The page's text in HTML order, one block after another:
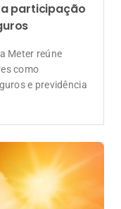
participação
Meter reúne
como
e previdência